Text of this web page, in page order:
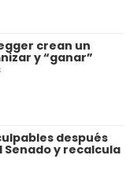
crean un
y “ganar”
después
y recalcula